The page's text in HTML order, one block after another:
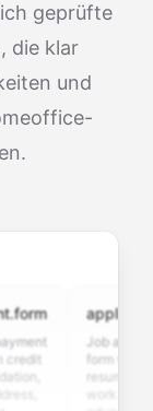
geprüfte
die klar
und
Job application
form with
resume upload,